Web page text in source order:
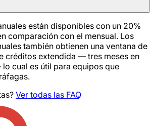
están disponibles con un 20%
comparación con el mensual. Los
también obtienen una ventana de
créditos extendida — tres meses en
cual es útil para equipos que
Ver todas las FAQ